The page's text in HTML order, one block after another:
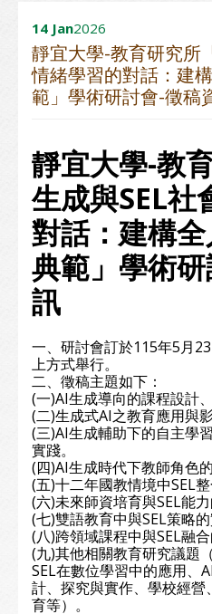
14 Jan2026
靜宜大學-教育研究所
情緒學習的對話：建
範」學術研討會-徵稿
靜宜大學-教
生成與SEL社
對話：建構
典範」學術
訊
一、研討會訂於115年5月
上方式舉行。
二、徵稿主題如下：
(一)AI生成導向的課程設計
(二)生成式AI之教育應用與影
(三)AI生成輔助下的自主學
實踐。
(四)AI生成時代下教師角色
(五)十二年國教情境中SEL整
(六)未來師資培育與SEL能力
(七)雙語教育中與SEL策略的
(八)跨領域課程中與SEL融合
(九)其他相關教育研究議題
SEL在數位學習中的應用、
計、探究與實作、學校經
育等）。